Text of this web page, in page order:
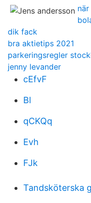
dik fack
bra aktietips 2021
parkeringsregler
jenny levander
cEfvF
Bl
qCKQq
Evh
FJk
Tandsköterska